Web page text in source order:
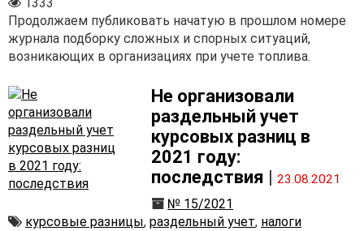
Продолжаем публиковать начатую в прошлом номере
журнала подборку сложных и спорных ситуаций,
возникающих в организациях при учете топлива.
Не организовали
раздельный учет
курсовых разниц в
2021 году:
последствия |23.08.2021
№ 15/2021
курсовые разницы, раздельный учет, налоги